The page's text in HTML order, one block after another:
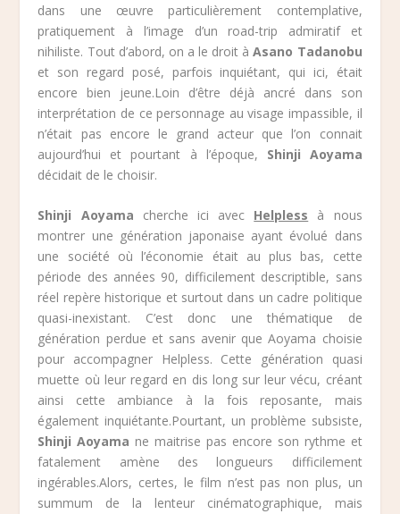
dans une œuvre particulièrement contemplative,
pratiquement à l’image d’un road-trip admiratif et
nihiliste. Tout d’abord, on a le droit àAsano Tadanobu
et son regard posé, parfois inquiétant, qui ici, était
encore bien jeune.Loin d’être déjà ancré dans son
interprétation de ce personnage au visage impassible, il
n’était pas encore le grand acteur que l’on connait
aujourd’hui et pourtant à l’époque, Shinji Aoyama
décidait de le choisir.
Shinji Aoyama cherche ici avec Helpless à nous
montrer une génération japonaise ayant évolué dans
une société où l’économie était au plus bas, cette
période des années 90, difficilement descriptible, sans
réel repère historique et surtout dans un cadre politique
quasi-inexistant. C’est donc une thématique de
génération perdue et sans avenir que Aoyama choisie
pour accompagner Helpless. Cette génération quasi
muette où leur regard en dis long sur leur vécu, créant
ainsi cette ambiance à la fois reposante, mais
également inquiétante.Pourtant, un problème subsiste,
Shinji Aoyama ne maitrise pas encore son rythme et
fatalement amène des longueurs difficilement
ingérables.Alors, certes, le film n’est pas non plus, un
summum de la lenteur cinématographique, mais